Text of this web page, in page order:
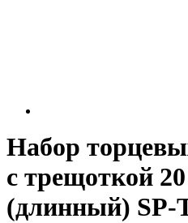
Набор
с трещоткой
(длинный) SP-